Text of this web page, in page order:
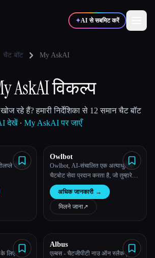
✦AI से सबमिट करें
📈मार्केटर्स
चैट बॉट My AskAI
AskAI विकल्प
रहे हैं? हमारी निर्देशिका से 12 समान चैट बॉट
देखें· My AskAI पर जाएँ
चैट के
Owlbot
Owlbot, AI-संचालित एक अत्याधुनिक
चैटबोट सेवा प्रदान करता है, जो तुम्हारे
डेटा के साथ सहजता से इंटीग्रेट हो जाती
है, ताकि तुम्हेंं, तुम्हारे ग्राहकों या तुम्हारी
टीम को तुरंत प्रतिसाद मिले।
अधिक जानकारी →
मिलने जाना↗︎
लिए -
Albus
एल्बस - चैटजीपीटी नाउ ऑन स्लैक |